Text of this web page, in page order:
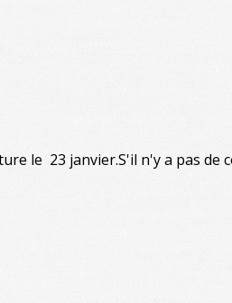
le 23 janvier.S'il n'y a pas de